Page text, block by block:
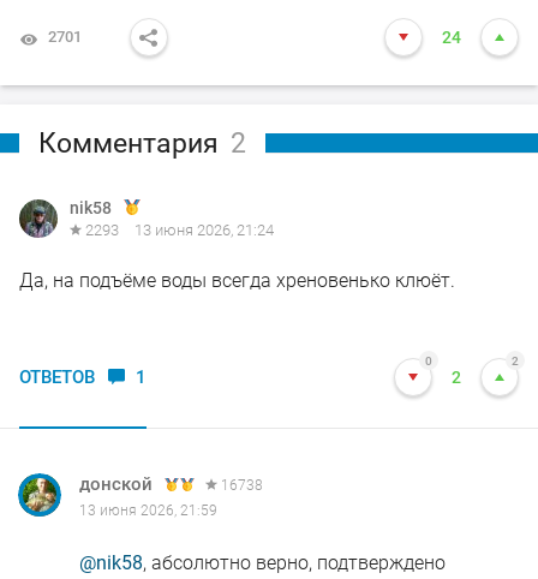
2701 24
Комментария 2
nik58
2293 13 июня 2026, 21:24
Да, на подъёме воды всегда хреновенько клюёт.
ОТВЕТОВ 1
0
2
2
донской
16738
13 июня 2026, 21:59
@nik58, абсолютно верно, подтверждено